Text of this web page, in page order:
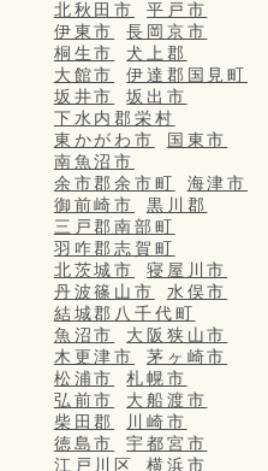
北秋田市
平戸市
伊東市
長岡京市
桐生市
犬上郡
大館市
伊達郡国見町
坂井市
坂出市
下水内郡栄村
東かがわ市
国東市
南魚沼市
余市郡余市町
海津市
御前崎市
黒川郡
三戸郡南部町
羽咋郡志賀町
北茨城市
寝屋川市
丹波篠山市
水俣市
結城郡八千代町
魚沼市
大阪狭山市
木更津市
茅ヶ崎市
松浦市
札幌市
弘前市
大船渡市
柴田郡
川崎市
徳島市
宇都宮市
江戸川区
横浜市